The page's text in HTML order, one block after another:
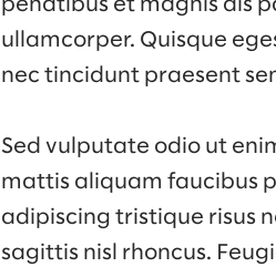
penatibus et magnis dis
ullamcorper. Quisque
nec tincidunt praesent
Sed vulputate odio ut
mattis aliquam faucibus
adipiscing tristique risus
sagittis nisl rhoncus.